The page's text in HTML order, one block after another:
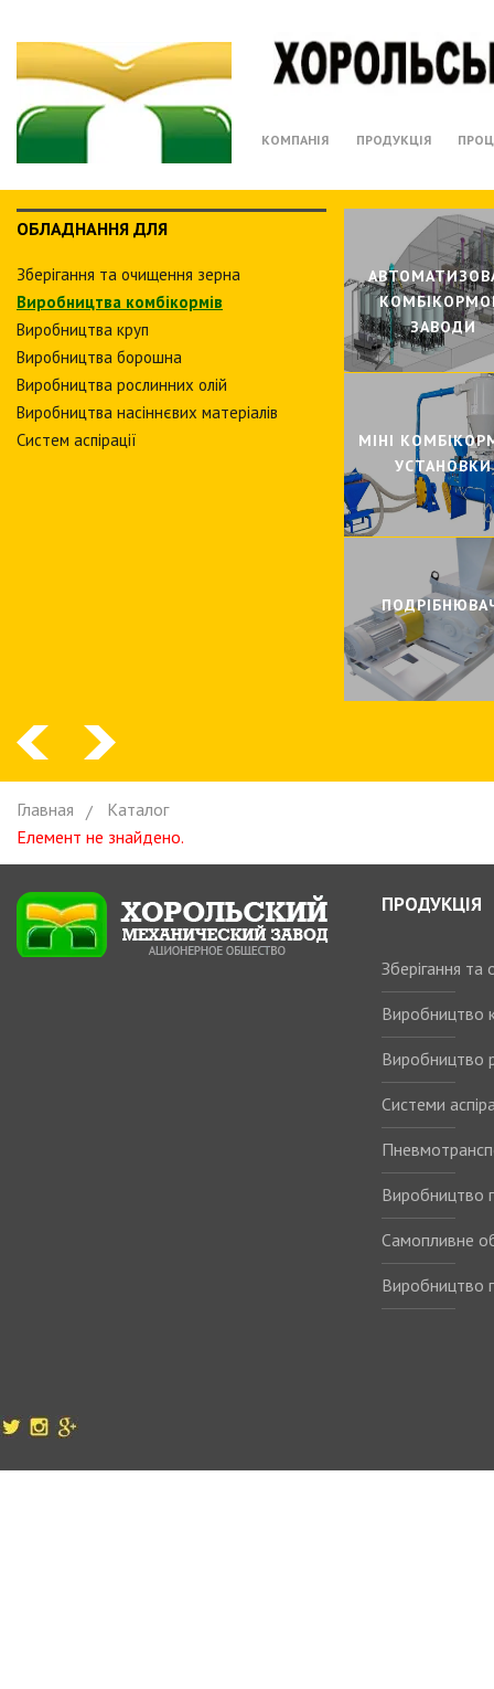
КОМПАНІЯ ПРОДУКЦІЯ
ОБЛАДНАННЯ ДЛЯ
Зберiгання та очищення зерна
Виробництва комбiкормiв
Виробництва круп
Виробництва борошна
Виробництва рослинних олiй
Виробництва насіннєвих матеріалів
Систем аспiрацiї
ЗАВОДИ
МIНI
УСТАНОВКИ
Главная
Каталог
Елемент не знайдено.
ПРОДУКЦІЯ
Зберігання
Виробництво
Виробництво
Системи
Виробництво
Самопливне
Виробництво